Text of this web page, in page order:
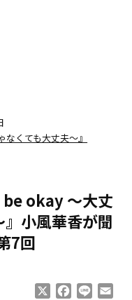
くても大丈夫〜』
okay 〜大丈
小風華香が聞
7回
Facebook
Line